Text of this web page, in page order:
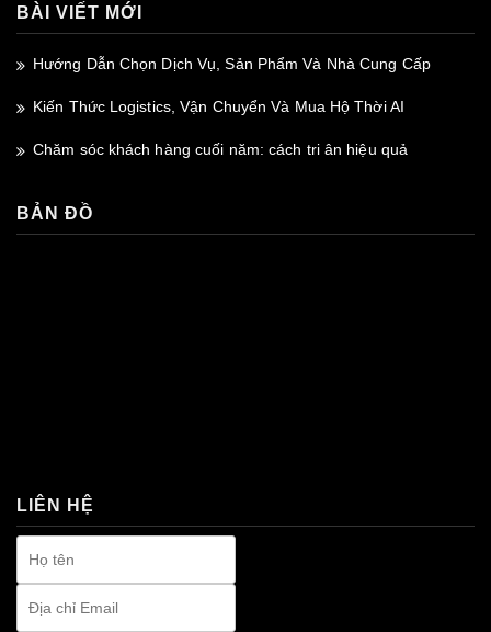
BÀI VIẾT MỚI
Hướng Dẫn Chọn Dịch Vụ, Sản Phẩm Và Nhà Cung Cấp
Kiến Thức Logistics, Vận Chuyển Và Mua Hộ Thời AI
Chăm sóc khách hàng cuối năm: cách tri ân hiệu quả
BẢN ĐỒ
LIÊN HỆ